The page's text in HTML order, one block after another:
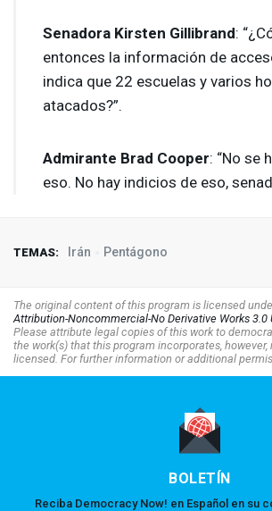
Senadora Kirsten Gillibrand:
entonces la información de
indica que 22 escuelas y varios
atacados?”.
Admirante Brad Cooper: “No se
eso. No hay indicios de eso,
TEMAS: Irán Pentágono
The original content of this program is licensed
Attribution-Noncommercial-No Derivative Works 3.0
Please attribute legal copies of this work to
the work(s) that this program incorporates,
licensed. For further information or additional
BOLETÍN
Reciba Democracy Now! en Español en su